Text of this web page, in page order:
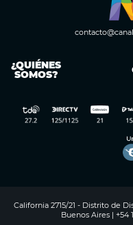
¿QUIÉNES
SOMOS?
California 2715/21 - Distrito de
Buenos Aires | +54